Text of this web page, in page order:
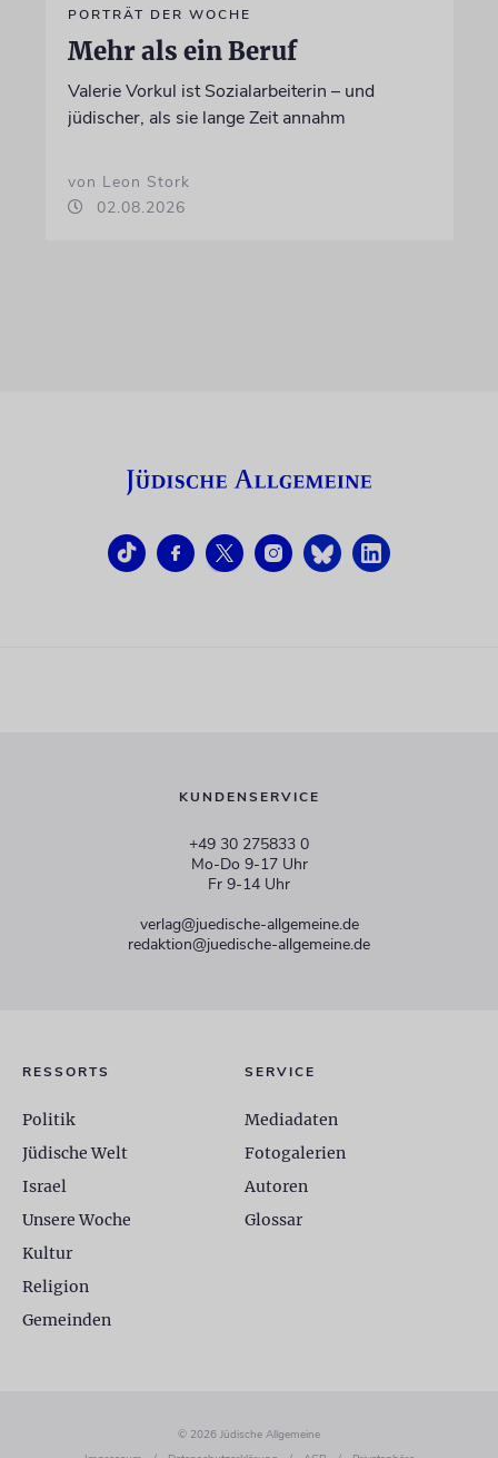
PORTRÄT DER WOCHE
Mehr als ein Beruf
Valerie Vorkul ist Sozialarbeiterin – und
jüdischer, als sie lange Zeit annahm
von Leon Stork
02.08.2026
KUNDENSERVICE
+49 30 275833 0
Mo-Do 9-17 Uhr
Fr 9-14 Uhr
verlag@juedische-allgemeine.de
redaktion@juedische-allgemeine.de
RESSORTS
Politik
Jüdische Welt
Israel
Unsere Woche
Kultur
Religion
Gemeinden
SERVICE
Mediadaten
Fotogalerien
Autoren
Glossar
© 2026 Jüdische Allgemeine